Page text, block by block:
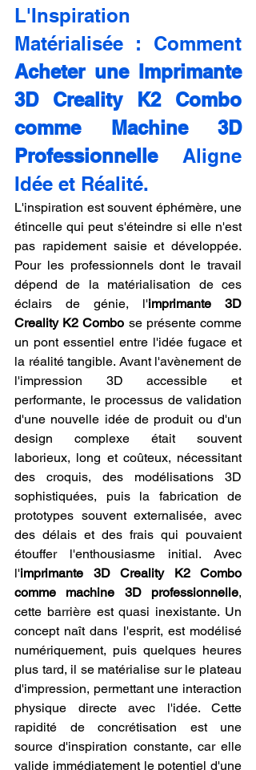
L'Inspiration
Acheter une Imprimante
3D Creality K2 Combo
comme Machine 3D
Professionnelle Aligne
Idée et Réalité.
L'inspiration est souvent éphémère, une
étincelle qui peut s'éteindre si elle n'est
pas rapidement saisie et développée.
Pour les professionnels dont le travail
dépend de la matérialisation de ces
éclairs de génie, l'imprimante 3D
Creality K2 Combo se présente comme
un pont essentiel entre l'idée fugace et
la réalité tangible. Avant l'avènement de
l'impression 3D accessible et
performante, le processus de validation
d'une nouvelle idée de produit ou d'un
design complexe était souvent
laborieux, long et coûteux, nécessitant
des croquis, des modélisations 3D
sophistiquées, puis la fabrication de
prototypes souvent externalisée, avec
des délais et des frais qui pouvaient
étouffer l'enthousiasme initial. Avec
l'imprimante 3D Creality K2 Combo
comme machine 3D professionnelle,
cette barrière est quasi inexistante. Un
concept naît dans l'esprit, est modélisé
numériquement, puis quelques heures
plus tard, il se matérialise sur le plateau
d'impression, permettant une interaction
physique directe avec l'idée. Cette
rapidité de concrétisation est une
source d'inspiration constante, car elle
valide immédiatement le potentiel d'une